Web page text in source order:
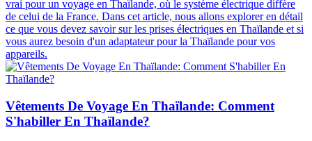
vrai pour un voyage en Thaïlande, où le système électrique diffère
de celui de la France. Dans cet article, nous allons explorer en détail
ce que vous devez savoir sur les prises électriques en Thaïlande et si
vous aurez besoin d'un adaptateur pour la Thaïlande pour vos
appareils.
Vêtements De Voyage En Thaïlande: Comment
S'habiller En Thaïlande?